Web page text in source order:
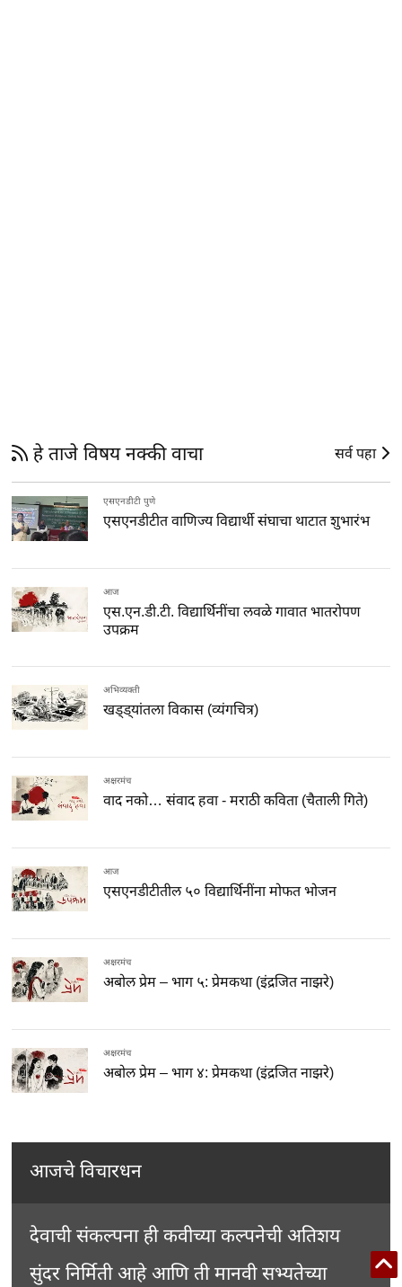
हे ताजे विषय नक्की वाचा सर्व पहा
एसएनडीटी पुणे
एसएनडीटीत वाणिज्य विद्यार्थी संघाचा थाटात शुभारंभ
आज
एस.एन.डी.टी. विद्यार्थिनींचा लवळे गावात भातरोपण
उपक्रम
अभिव्यक्ती
खड्ड्यांतला विकास (व्यंगचित्र)
अक्षरमंच
वाद नको… संवाद हवा - मराठी कविता (चैताली गिते)
आज
एसएनडीटीतील ५० विद्यार्थिनींना मोफत भोजन
अक्षरमंच
अबोल प्रेम – भाग ५: प्रेमकथा (इंद्रजित नाझरे)
अक्षरमंच
अबोल प्रेम – भाग ४: प्रेमकथा (इंद्रजित नाझरे)
आजचे विचारधन
देवाची संकल्पना ही कवीच्या कल्पनेची अतिशय
सुंदर निर्मिती आहे आणि ती मानवी सभ्यतेच्या